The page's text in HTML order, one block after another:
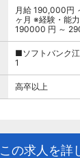
月給 190,000円
ヶ月 ※経験・能
190000 円 ～
■ソフトバンク
1
高卒以上
この求人を詳